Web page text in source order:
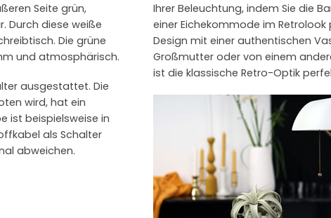
Seite grün,
Durch diese weiße
Die grüne
und atmosphärisch.
ausgestattet. Die
wird, hat ein
ist beispielsweise in
als Schalter
abweichen.
Ihrer Beleuchtung, indem Sie die
einer Eichekommode im Retrolook
Design mit einer authentischen
Großmutter oder von einem
ist die klassische Retro-Optik